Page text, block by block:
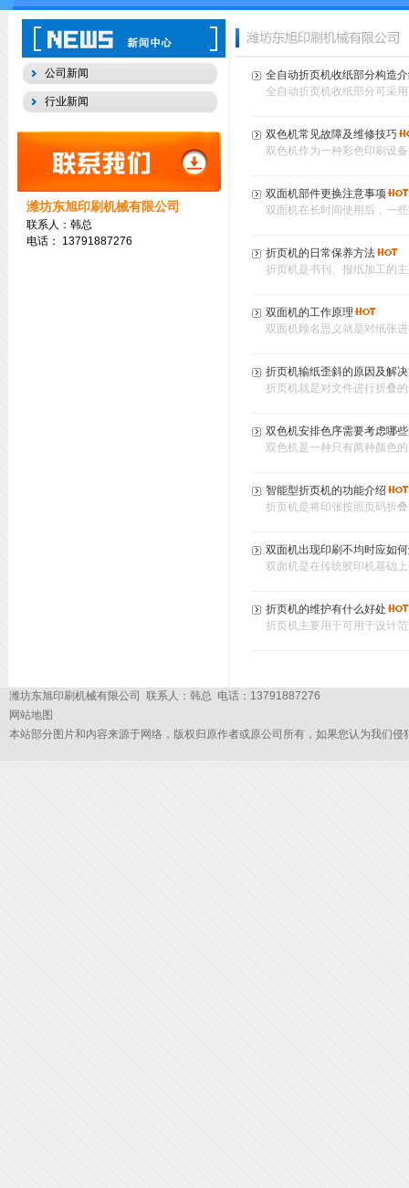
全自动折页机收纸部分构造
全自动折页机收纸部分可采
双色机常见故障及维修技巧
双色机作为一种彩色印刷设
双面机部件更换注意事项
双面机在长时间使用后，一
折页机的日常保养方法
折页机是书刊、报纸加工的
双面机的工作原理
双面机顾名思义就是对纸张
折页机输纸歪斜的原因及解
折页机就是对文件进行折叠
双色机安排色序需要考虑哪
双色机是一种只有两种颜色
智能型折页机的功能介绍
折页机是将印张按照页码折
双面机出现印刷不均时应如
双面机是在传统胶印机基础
折页机的维护有什么好处
折页机主要用于可用于设计
公司新闻
行业新闻
潍坊东旭印刷机械有限公司
联系人：韩总
电话： 13791887276
潍坊东旭印刷机械有限公司 联系人：韩总 电话：13791887276
网站地图
本站部分图片和内容来源于网络，版权归原作者或原公司所有，如果您认为我们侵